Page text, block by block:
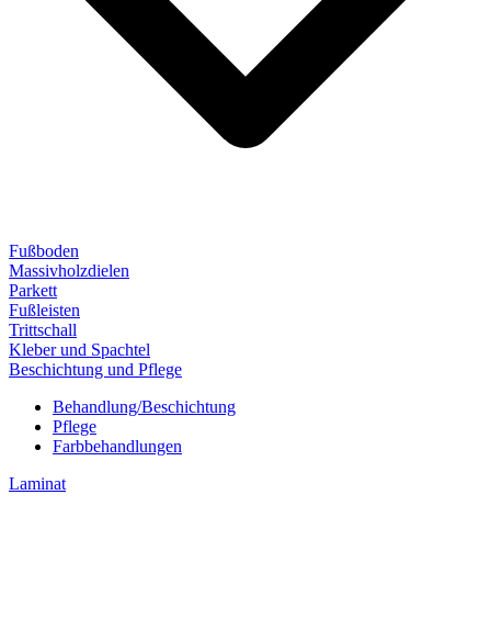
Fußboden
Massivholzdielen
Parkett
Fußleisten
Trittschall
Kleber und Spachtel
Beschichtung und Pflege
Behandlung/Beschichtung
Pflege
Farbbehandlungen
Laminat